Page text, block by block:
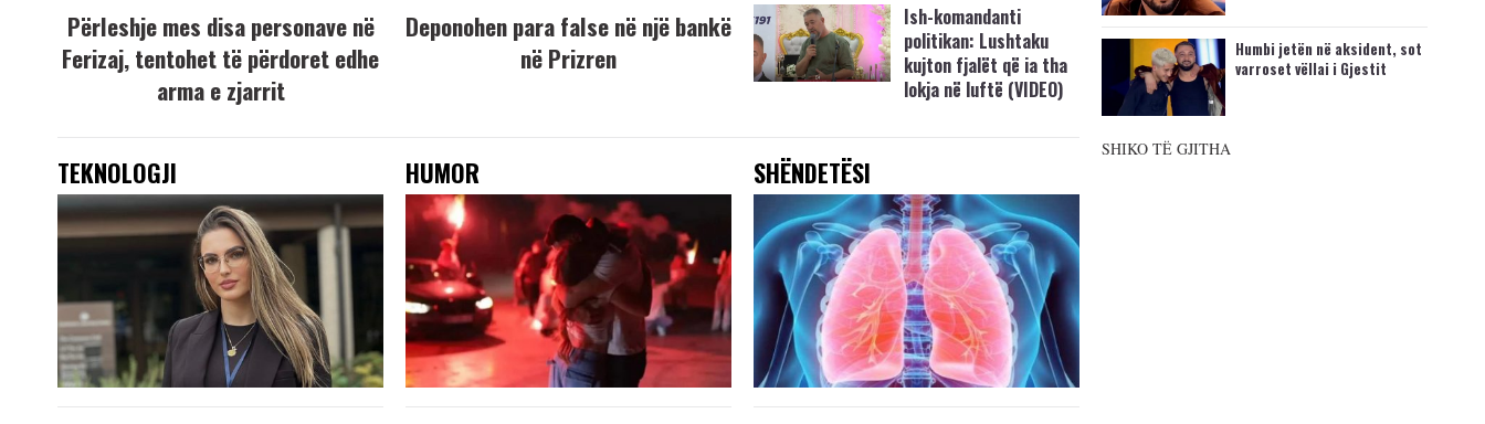
Përleshje mes disa personave në
Ferizaj, tentohet të përdoret edhe
arma e zjarrit
Deponohen para false në një bankë
në Prizren
Ish-komandanti
politikan: Lushtaku
kujton fjalët që ia tha
lokja në luftë (VIDEO)
TEKNOLOGJI HUMOR SHËNDETËSI
Humbi jetën në aksident, sot
varroset vëllai i Gjestit
SHIKO TË GJITHA